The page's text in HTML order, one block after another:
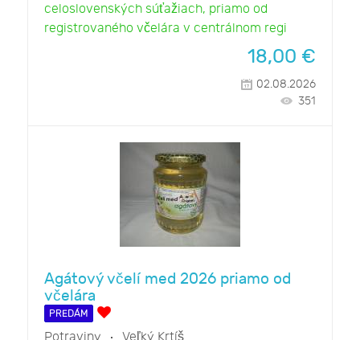
celoslovenských súťažiach, priamo od
registrovaného včelára v centrálnom regi
18,00 €
02.08.2026
351
Agátový včelí med 2026 priamo od
včelára
PREDÁM